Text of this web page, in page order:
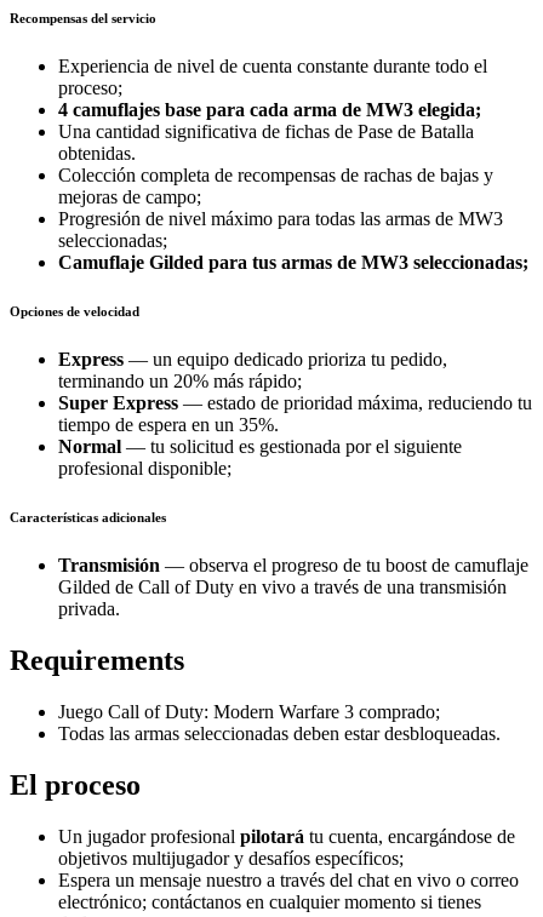
Recompensas del servicio
Experiencia de nivel de cuenta constante durante todo el
proceso;
4 camuflajes base para cada arma de MW3 elegida;
Una cantidad significativa de fichas de Pase de Batalla
obtenidas.
Colección completa de recompensas de rachas de bajas y
mejoras de campo;
Progresión de nivel máximo para todas las armas de MW3
seleccionadas;
Camuflaje Gilded para tus armas de MW3 seleccionadas;
Opciones de velocidad
Express — un equipo dedicado prioriza tu pedido,
terminando un 20% más rápido;
Super Express — estado de prioridad máxima, reduciendo tu
tiempo de espera en un 35%.
Normal — tu solicitud es gestionada por el siguiente
profesional disponible;
Características adicionales
Transmisión — observa el progreso de tu boost de camuflaje
Gilded de Call of Duty en vivo a través de una transmisión
privada.
Requirements
Juego Call of Duty: Modern Warfare 3 comprado;
Todas las armas seleccionadas deben estar desbloqueadas.
El proceso
Un jugador profesional pilotará tu cuenta, encargándose de
objetivos multijugador y desafíos específicos;
Espera un mensaje nuestro a través del chat en vivo o correo
electrónico; contáctanos en cualquier momento si tienes